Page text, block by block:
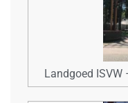
Landgoed ISVW